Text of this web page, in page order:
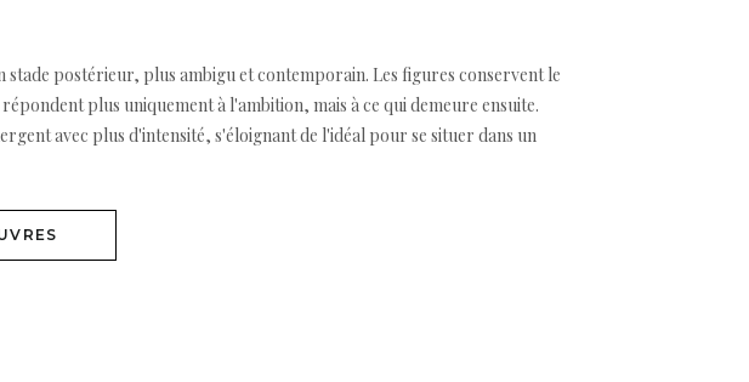
postérieur, plus ambigu et contemporain. Les figures conservent le
plus uniquement à l'ambition, mais à ce qui demeure ensuite.
avec plus d'intensité, s'éloignant de l'idéal pour se situer dans un